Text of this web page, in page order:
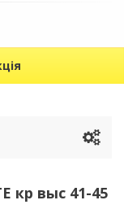
кр выс 41-45